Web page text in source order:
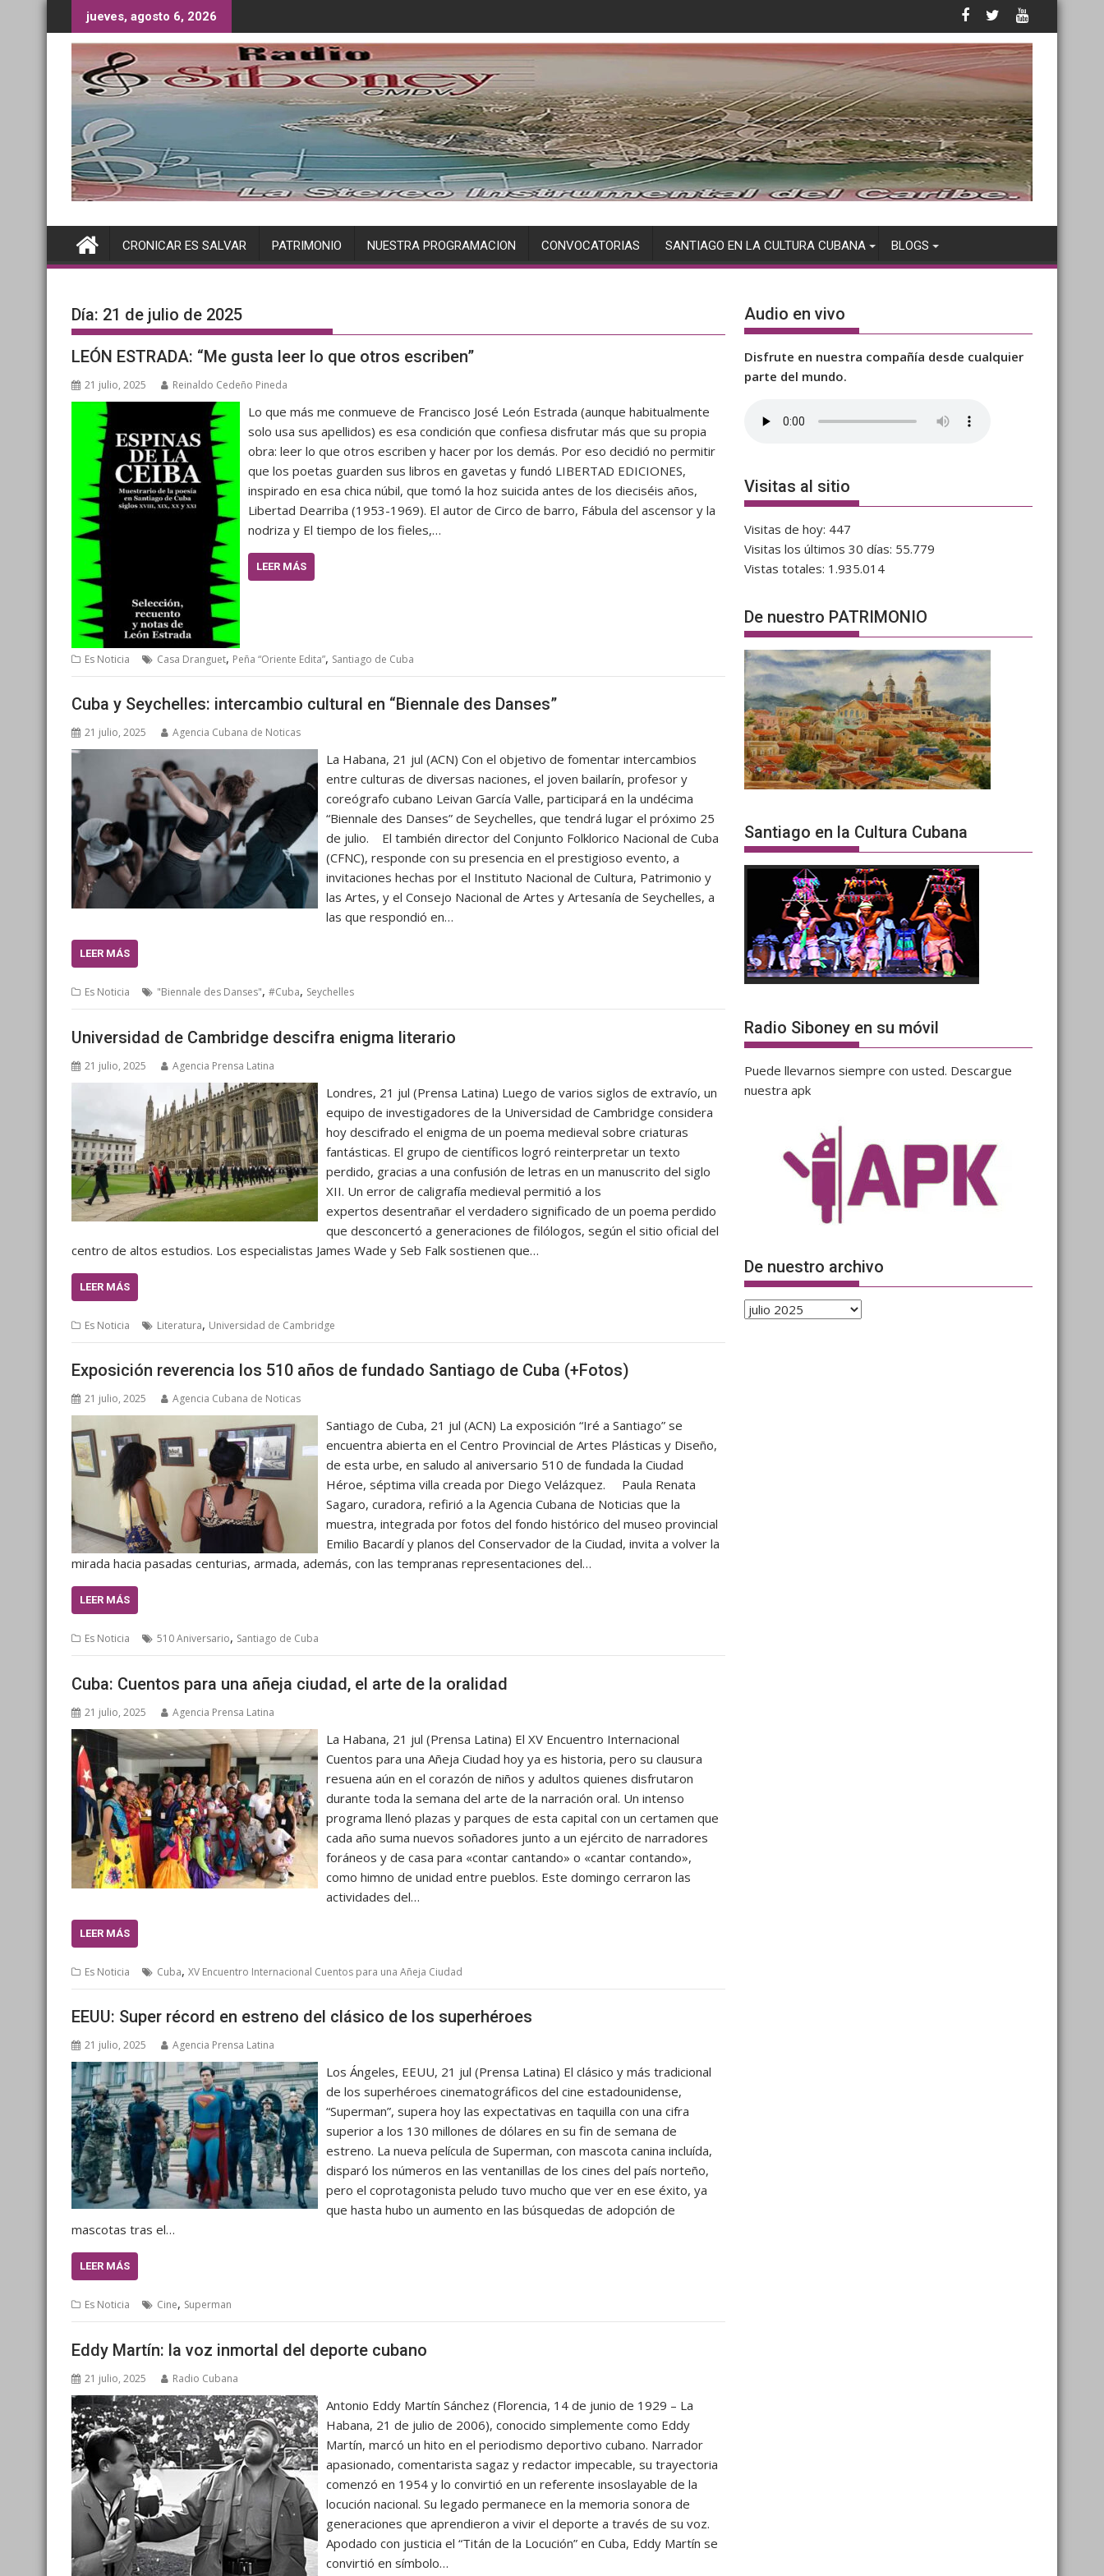
al
contenido
jueves, agosto 6, 2026
CRONICAR ES SALVAR PATRIMONIO NUESTRA PROGRAMACION CONVOCATORIAS SANTIAGO EN LA CULTURA CUBANA BLOGS
Día: 21 de julio de 2025
LEÓN ESTRADA: “Me gusta leer lo que otros escriben”
21 julio, 2025 Reinaldo Cedeño Pineda
Lo que más me conmueve de Francisco José León Estrada (aunque habitualmente
solo usa sus apellidos) es esa condición que confiesa disfrutar más que su propia
obra: leer lo que otros escriben y hacer por los demás. Por eso decidió no permitir
que los poetas guarden sus libros en gavetas y fundó LIBERTAD EDICIONES,
inspirado en esa chica núbil, que tomó la hoz suicida antes de los dieciséis años,
Libertad Dearriba (1953-1969). El autor de Circo de barro, Fábula del ascensor y la
nodriza y El tiempo de los fieles,…
LEER MÁS
Es Noticia Casa Dranguet, Peña “Oriente Edita”, Santiago de Cuba
Cuba y Seychelles: intercambio cultural en “Biennale des Danses”
21 julio, 2025 Agencia Cubana de Noticas
La Habana, 21 jul (ACN) Con el objetivo de fomentar intercambios
entre culturas de diversas naciones, el joven bailarín, profesor y
coreógrafo cubano Leivan García Valle, participará en la undécima
“Biennale des Danses” de Seychelles, que tendrá lugar el próximo 25
de julio. El también director del Conjunto Folklorico Nacional de Cuba
(CFNC), responde con su presencia en el prestigioso evento, a
invitaciones hechas por el Instituto Nacional de Cultura, Patrimonio y
las Artes, y el Consejo Nacional de Artes y Artesanía de Seychelles, a
las que respondió en…
LEER MÁS
Es Noticia "Biennale des Danses", #Cuba, Seychelles
Universidad de Cambridge descifra enigma literario
21 julio, 2025 Agencia Prensa Latina
Londres, 21 jul (Prensa Latina) Luego de varios siglos de extravío, un
equipo de investigadores de la Universidad de Cambridge considera
hoy descifrado el enigma de un poema medieval sobre criaturas
fantásticas. El grupo de científicos logró reinterpretar un texto
perdido, gracias a una confusión de letras en un manuscrito del siglo
XII. Un error de caligrafía medieval permitió a los
expertos desentrañar el verdadero significado de un poema perdido
que desconcertó a generaciones de filólogos, según el sitio oficial del
centro de altos estudios. Los especialistas James Wade y Seb Falk sostienen que…
LEER MÁS
Es Noticia Literatura, Universidad de Cambridge
Exposición reverencia los 510 años de fundado Santiago de Cuba (+Fotos)
21 julio, 2025 Agencia Cubana de Noticas
Santiago de Cuba, 21 jul (ACN) La exposición “Iré a Santiago” se
encuentra abierta en el Centro Provincial de Artes Plásticas y Diseño,
de esta urbe, en saludo al aniversario 510 de fundada la Ciudad
Héroe, séptima villa creada por Diego Velázquez. Paula Renata
Sagaro, curadora, refirió a la Agencia Cubana de Noticias que la
muestra, integrada por fotos del fondo histórico del museo provincial
Emilio Bacardí y planos del Conservador de la Ciudad, invita a volver la
mirada hacia pasadas centurias, armada, además, con las tempranas representaciones del…
LEER MÁS
Es Noticia 510 Aniversario, Santiago de Cuba
Cuba: Cuentos para una añeja ciudad, el arte de la oralidad
21 julio, 2025 Agencia Prensa Latina
La Habana, 21 jul (Prensa Latina) El XV Encuentro Internacional
Cuentos para una Añeja Ciudad hoy ya es historia, pero su clausura
resuena aún en el corazón de niños y adultos quienes disfrutaron
durante toda la semana del arte de la narración oral. Un intenso
programa llenó plazas y parques de esta capital con un certamen que
cada año suma nuevos soñadores junto a un ejército de narradores
foráneos y de casa para «contar cantando» o «cantar contando»,
como himno de unidad entre pueblos. Este domingo cerraron las
actividades del…
LEER MÁS
Es Noticia Cuba, XV Encuentro Internacional Cuentos para una Añeja Ciudad
EEUU: Super récord en estreno del clásico de los superhéroes
21 julio, 2025 Agencia Prensa Latina
Los Ángeles, EEUU, 21 jul (Prensa Latina) El clásico y más tradicional
de los superhéroes cinematográficos del cine estadounidense,
“Superman”, supera hoy las expectativas en taquilla con una cifra
superior a los 130 millones de dólares en su fin de semana de
estreno. La nueva película de Superman, con mascota canina incluída,
disparó los números en las ventanillas de los cines del país norteño,
pero el coprotagonista peludo tuvo mucho que ver en ese éxito, ya
que hasta hubo un aumento en las búsquedas de adopción de
mascotas tras el…
LEER MÁS
Es Noticia Cine, Superman
Eddy Martín: la voz inmortal del deporte cubano
21 julio, 2025 Radio Cubana
Antonio Eddy Martín Sánchez (Florencia, 14 de junio de 1929 – La
Habana, 21 de julio de 2006), conocido simplemente como Eddy
Martín, marcó un hito en el periodismo deportivo cubano. Narrador
apasionado, comentarista sagaz y redactor impecable, su trayectoria
comenzó en 1954 y lo convirtió en un referente insoslayable de la
locución nacional. Su legado permanece en la memoria sonora de
generaciones que aprendieron a vivir el deporte a través de su voz.
Apodado con justicia el “Titán de la Locución” en Cuba, Eddy Martín se
convirtió en símbolo…
Audio en vivo
Disfrute en nuestra compañía desde cualquier
parte del mundo.
Visitas al sitio
Visitas de hoy: 447
Visitas los últimos 30 días: 55.779
Vistas totales: 1.935.014
De nuestro PATRIMONIO
Santiago en la Cultura Cubana
Radio Siboney en su móvil
Puede llevarnos siempre con usted. Descargue
nuestra apk
De nuestro archivo
De